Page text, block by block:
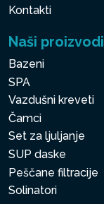
Kontakti
Naši proizvodi
Bazeni
SPA
Vazdušni kreveti
Čamci
Set za ljuljanje
SUP daske
Peščane filtracije
Solinatori